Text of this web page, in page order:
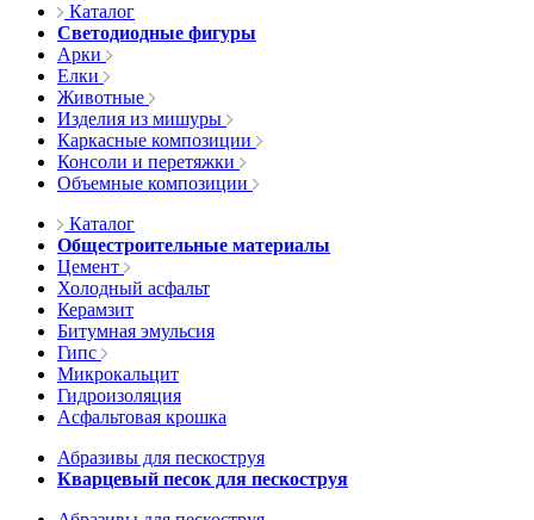
Каталог
Светодиодные фигуры
Арки
Елки
Животные
Изделия из мишуры
Каркасные композиции
Консоли и перетяжки
Объемные композиции
Каталог
Общестроительные материалы
Цемент
Холодный асфальт
Керамзит
Битумная эмульсия
Гипс
Микрокальцит
Гидроизоляция
Асфальтовая крошка
Абразивы для пескоструя
Кварцевый песок для пескоструя